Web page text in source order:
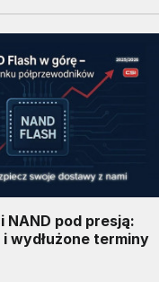
NAND pod presją:
wydłużone terminy